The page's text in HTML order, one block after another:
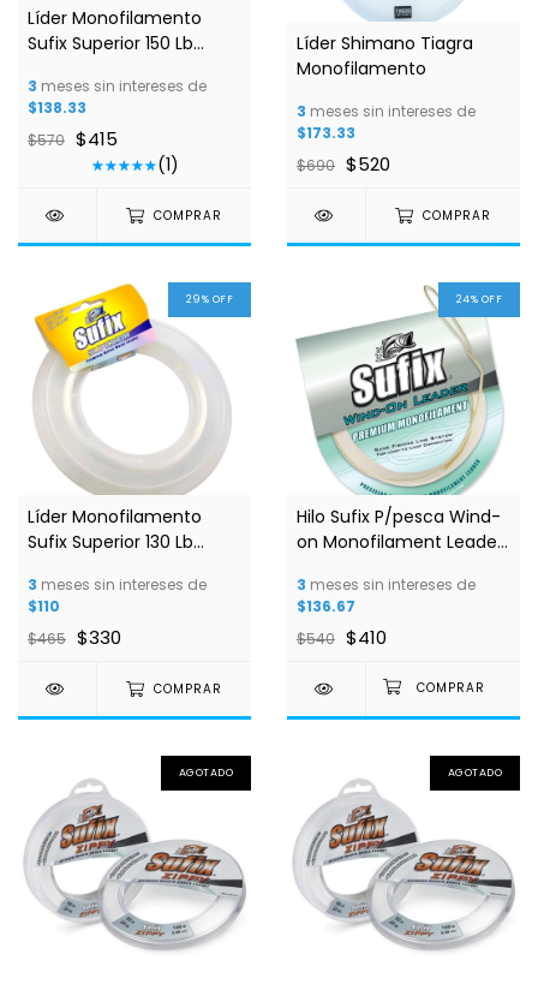
Líder Monofilamento
Sufix Superior 150 Lb
3 meses sin intereses de
$138.33
$570 $415
(1)
COMPRAR
Líder Shimano Tiagra
Monofilamento
3 meses sin intereses de
$173.33
$690 $520
COMPRAR
29% OFF
Líder Monofilamento
Sufix Superior 130 Lb
3 meses sin intereses de
$110
$465 $330
COMPRAR
24% OFF
Hilo Sufix P/pesca Wind-
on Monofilament Leader
3 meses sin intereses de
$136.67
$540 $410
AGOTADO AGOTADO